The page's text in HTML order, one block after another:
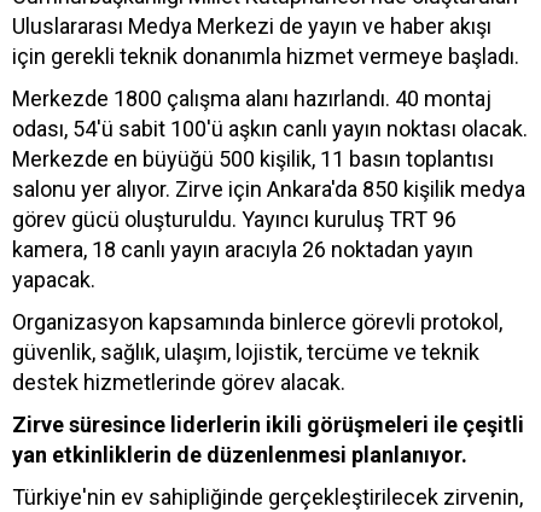
Uluslararası Medya Merkezi de yayın ve haber akışı
için gerekli teknik donanımla hizmet vermeye başladı.
Merkezde 1800 çalışma alanı hazırlandı. 40 montaj
odası, 54'ü sabit 100'ü aşkın canlı yayın noktası olacak.
Merkezde en büyüğü 500 kişilik, 11 basın toplantısı
salonu yer alıyor. Zirve için Ankara'da 850 kişilik medya
görev gücü oluşturuldu. Yayıncı kuruluş TRT 96
kamera, 18 canlı yayın aracıyla 26 noktadan yayın
yapacak.
Organizasyon kapsamında binlerce görevli protokol,
güvenlik, sağlık, ulaşım, lojistik, tercüme ve teknik
destek hizmetlerinde görev alacak.
Zirve süresince liderlerin ikili görüşmeleri ile çeşitli
yan etkinliklerin de düzenlenmesi planlanıyor.
Türkiye'nin ev sahipliğinde gerçekleştirilecek zirvenin,